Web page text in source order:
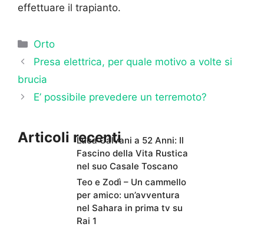
effettuare il trapianto.
Categorie
Orto
Presa elettrica, per quale motivo a volte si
brucia
E’ possibile prevedere un terremoto?
Articoli recentiLuca Calvani a 52 Anni: Il
Fascino della Vita Rustica
nel suo Casale Toscano
Teo e Zodì – Un cammello
per amico: un’avventura
nel Sahara in prima tv su
Rai 1